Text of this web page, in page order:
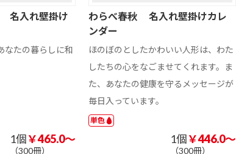
き
付き
クロス
バークロス シ
バークロスエン
バータオルフル
表紙カバー付付
箋Dタイプ
クイック表紙カ
バー付付箋
ハーフカバー付
箋Bタ
台紙付付箋Cタ
その他台紙付付
ルペン
多機能ボールペ
名入れ壁掛け
なたの暮らしに和
1個￥465.0～
（300冊）
わらべ春秋 名入れ壁掛けカレ
ンダー
ほのぼのとしたかわいい人形は、わた
したちの心をなごませてくれます。ま
た、あなたの健康を守るメッセージが
毎日入っています。
単色
1個￥446.0～
（300冊）